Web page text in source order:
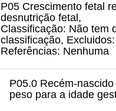
P05 Crescimento fetal
desnutrição fetal,
Classificação: Não tem
classificação,
Referências: Nenhuma
P05.0 Recém-
peso para a idade